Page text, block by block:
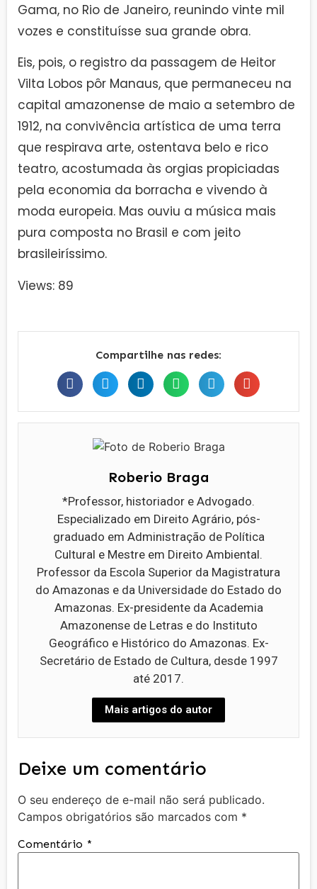
Gama, no Rio de Janeiro, reunindo vinte mil
vozes e constituísse sua grande obra.
Eis, pois, o registro da passagem de Heitor
Vilta Lobos pôr Manaus, que permaneceu na
capital amazonense de maio a setembro de
1912, na convivência artística de uma terra
que respirava arte, ostentava belo e rico
teatro, acostumada às orgias propiciadas
pela economia da borracha e vivendo à
moda europeia. Mas ouviu a música mais
pura composta no Brasil e com jeito
brasileiríssimo.
Views: 89
Compartilhe nas redes:
Roberio Braga
*Professor, historiador e Advogado.
Especializado em Direito Agrário, pós-
graduado em Administração de Política
Cultural e Mestre em Direito Ambiental.
Professor da Escola Superior da Magistratura
do Amazonas e da Universidade do Estado do
Amazonas. Ex-presidente da Academia
Amazonense de Letras e do Instituto
Geográfico e Histórico do Amazonas. Ex-
Secretário de Estado de Cultura, desde 1997
até 2017.
Mais artigos do autor
Deixe um comentário
O seu endereço de e-mail não será publicado.
Campos obrigatórios são marcados com *
Comentário *